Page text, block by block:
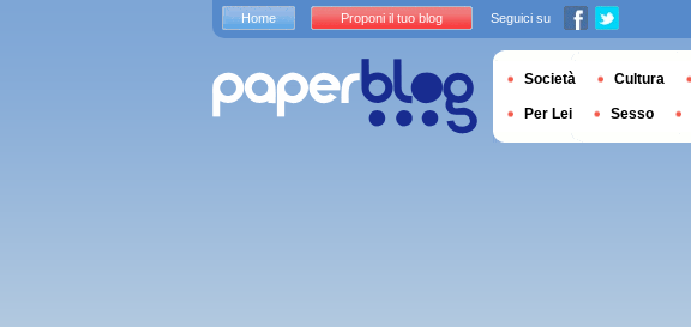
Home Proponi il tuo blog Seguici su
Società Cultura
Per Lei Sesso